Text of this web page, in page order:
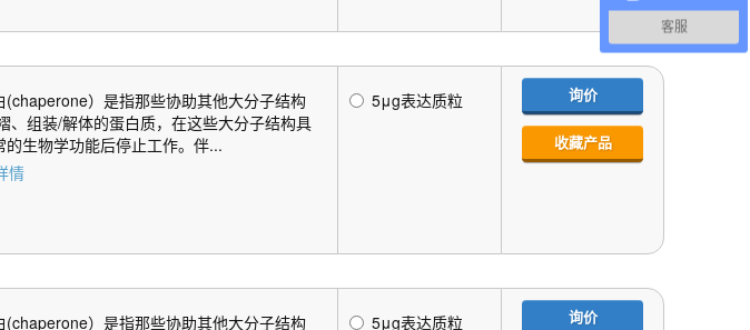
(chaperone）是指那些协助其他大分子结构
、组装/解体的蛋白质，在这些大分子结构具
的生物学功能后停止工作。伴...
情
5μg表达质粒 询价
收藏产品
(chaperone）是指那些协助其他大分子结构
5μg表达质粒 询价
客服